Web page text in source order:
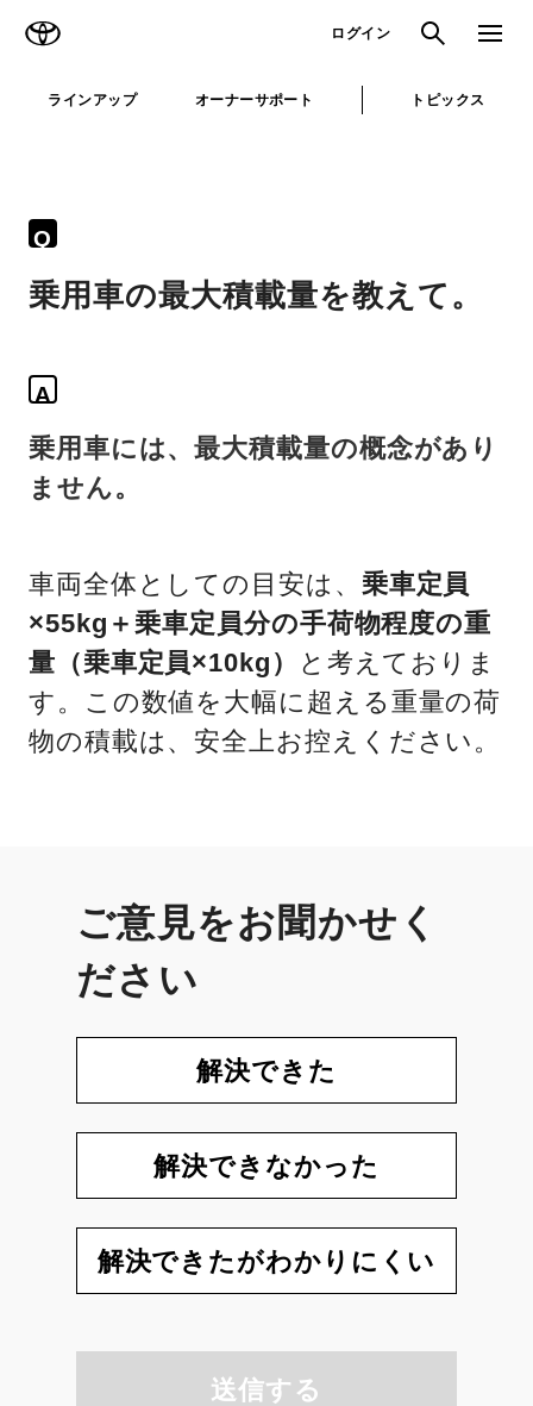
ログイン 検索 メニュ
ラインアップ オーナーサポート トピックス
Q
乗用車の最大積載量を教えて。
A
乗用車には、最大積載量の概念があり
ません。
車両全体としての目安は、 乗車定員
×55kg＋乗車定員分の手荷物程度の重
量（乗車定員×10kg）
と考えておりま
す。この数値を大幅に超える重量の荷
物の積載は、安全上お控えください。
ご意見をお聞かせく
ださい
解決できた
解決できなかった
解決できたがわかりにくい
送信する